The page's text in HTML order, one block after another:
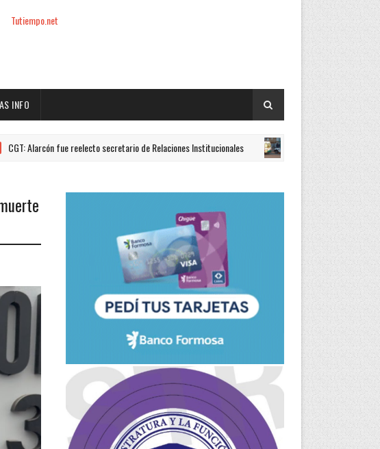
Tutiempo.net
INFO
fue reelecto secretario de Relaciones Institucionales DESTACADOS La Policía